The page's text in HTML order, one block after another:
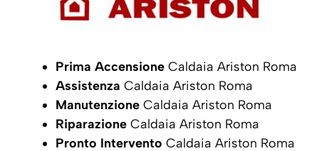
Prima Accensione Caldaia Ariston Roma
Assistenza Caldaia Ariston Roma
Manutenzione Caldaia Ariston Roma
Riparazione Caldaia Ariston Roma
Pronto Intervento Caldaia Ariston Roma